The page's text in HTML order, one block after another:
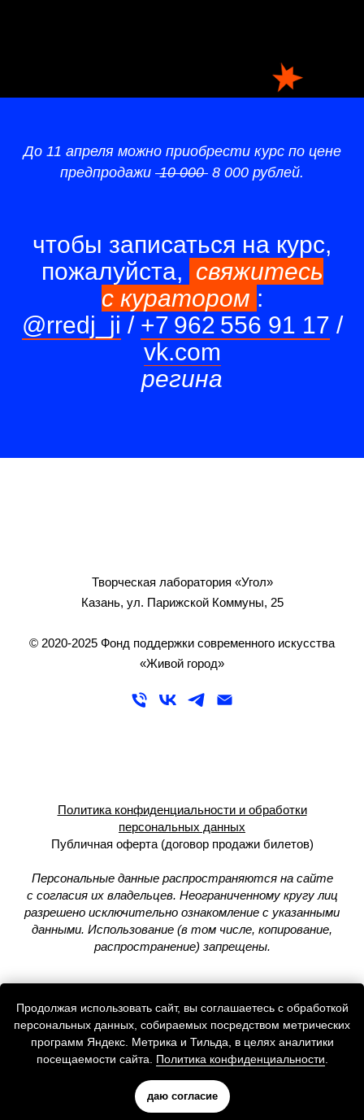
До 11 апреля можно приобрести курс по цене
предпродажи 10 000 8 000 рублей.
чтобы записаться на курс,
пожалуйста, свяжитесь
с куратором :
@rredj_ji / +7 962 556 91 17 /
vk.com
регина
Творческая лаборатория «Угол»
Казань, ул. Парижской Коммуны, 25
© 2020-2025 Фонд поддержки современного искусства
«Живой город»
Политика конфиденциальности и обработки
персональных данных
Публичная оферта (договор продажи билетов)
Персональные данные распространяются на сайте
с согласия их владельцев. Неограниченному кругу лиц
разрешено исключительно ознакомление с указанными
данными. Использование (в том числе, копирование,
распространение) запрещены.
Продолжая использовать сайт, вы соглашаетесь с обработкой
персональных данных, собираемых посредством метрических
программ Яндекс. Метрика и Тильда, в целях аналитики
посещаемости сайта. Политика конфиденциальности.
даю согласие